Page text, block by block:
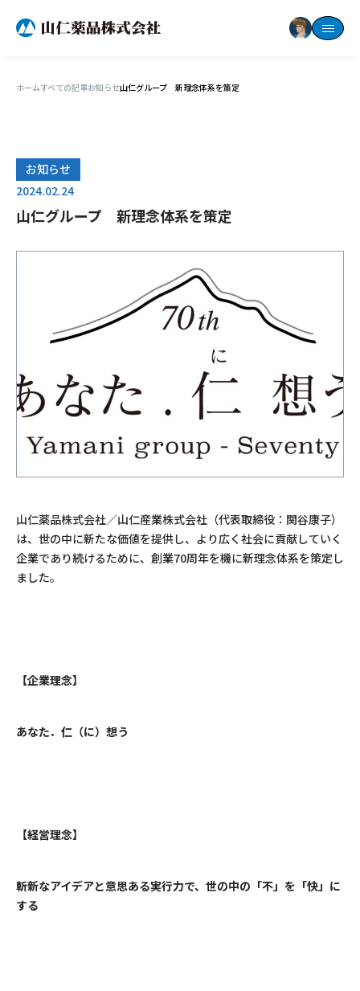
ホームすべての記事お知らせ山仁グループ 新理念体系を策定
お知らせ
2024.02.24
山仁グループ 新理念体系を策定
山仁薬品株式会社／山仁産業株式会社（代表取締役：関谷康子）
は、世の中に新たな価値を提供し、より広く社会に貢献していく
企業であり続けるために、創業70周年を機に新理念体系を策定し
ました。
【企業理念】
あなた．仁（に）想う
【経営理念】
斬新なアイデアと意思ある実行力で、世の中の「不」を「快」に
する